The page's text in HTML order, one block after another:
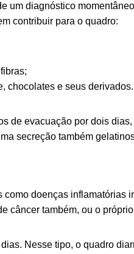
um diagnóstico
contribuir para o quadro:
chocolates e seus derivados.
de evacuação por dois
secreção também
doenças inflamatórias
câncer também, ou o
Nesse tipo, o quadro